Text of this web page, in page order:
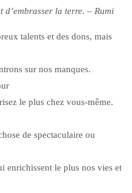
d’embrasser la terre. – Rumi
talents et des dons, mais
sur nos manques.
le plus chez vous-même.
de spectaculaire ou
enrichissent le plus nos vies et